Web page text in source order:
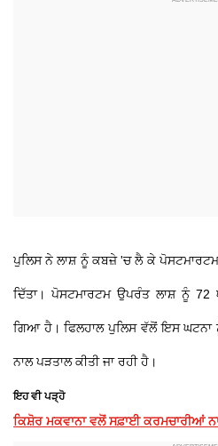
ਪੁਲਿਸ ਨੇ ਲਾਸ਼ ਨੂੰ ਕਬਜ਼ੇ 'ਚ ਲੈ ਕੇ
ਦਿੱਤਾ। ਪੋਸਟਮਾਰਟਮ ਉਪਰੰਤ ਲਾਸ਼ ਨੂੰ
ਗਿਆ ਹੈ। ਫਿਲਹਾਲ ਪੁਲਿਸ ਵੱਲੋਂ ਇਸ
ਨਾਲ ਪੜਤਾਲ ਕੀਤੀ ਜਾ ਰਹੀ ਹੈ।
ਇਹ ਵੀ ਪੜ੍ਹੋ
ਕਿਸ਼ੋਰ ਮਕਵਾਨਾ ਵਲੋਂ ਸਫ਼ਾਈ ਕਰਮਚਾਰੀਆਂ